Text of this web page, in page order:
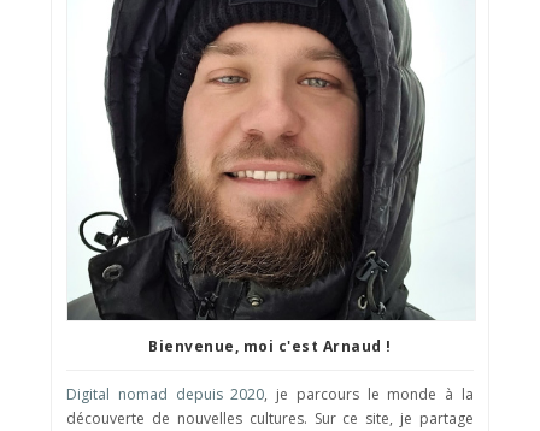
Bienvenue, moi c'est Arnaud !
Digital nomad depuis 2020, je parcours le monde à la
découverte de nouvelles cultures. Sur ce site, je partage